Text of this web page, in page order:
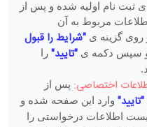
ثبت نام اولیه شده و پس از
مربوط به آن
روی گزینه ی "شرایط را قبول
سپس دکمه ی "تایید" را
پس از
"تایید" وارد این صفحه شده و
اطلاعات درخواستی را